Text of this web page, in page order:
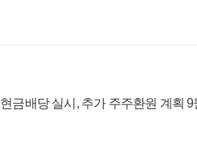
금배당 실시, 추가 주주환원 계획 9